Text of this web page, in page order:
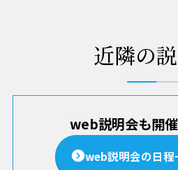
近隣の
web説明会も開
web説明会の日程